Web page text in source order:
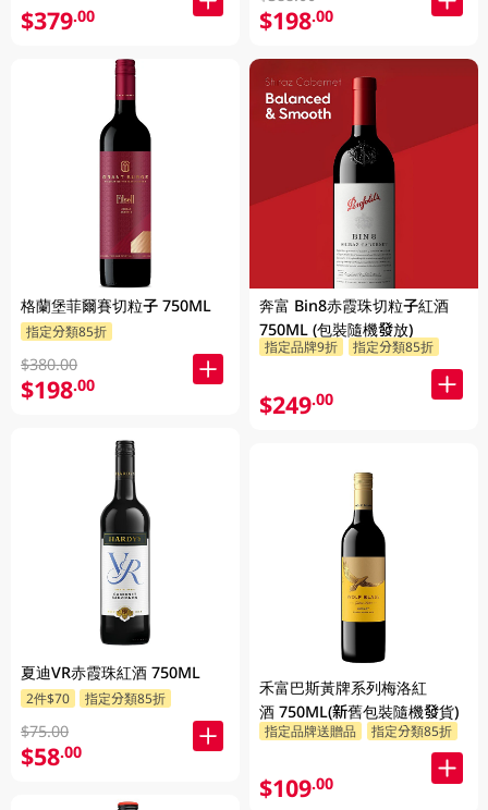
$379.00
格蘭堡菲爾賽切粒子 750ML
指定分類85折
$380.00
$198.00
夏迪VR赤霞珠紅酒 750ML
2件$70 指定分類85折
$75.00
$58.00
$198.00
奔富 Bin8赤霞珠切粒子紅酒
750ML (包裝隨機發放)
指定品牌9折 指定分類85折
$249.00
禾富巴斯黃牌系列梅洛紅
酒 750ML(新舊包裝隨機發貨)
指定品牌送贈品 指定分類85折
$109.00